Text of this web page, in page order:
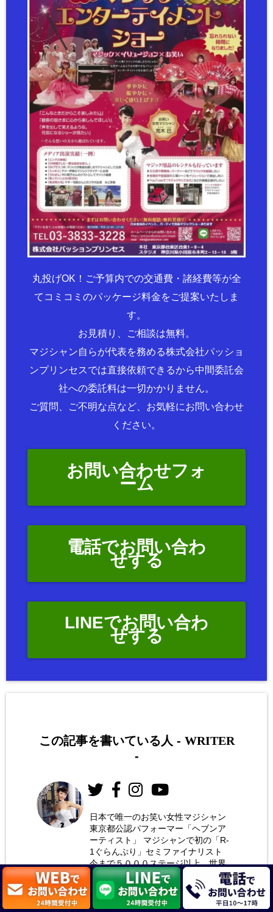
丸投げOK！ご予算内での交通費・諸経費等が全
てコミコミのパッケージ料金をご提案いたしま
す。
お見積り、ご相談は無料。
マジシャン自らが代表を務める株式会社パッショ
ンプリンセスでは直接依頼できるから中間委託会
社への委託料は一切かかりません。
ご質問、ご不明な点など、お気軽にお問い合わせ
ください。
お問い合わせフォ
ーム
電話でお問い合わ
せする
LINEでお問い合わ
せする
この記事を書いている人 - WRITER
-
ジシャ
ン 荒
木巴
日本で唯一のお笑い女性マジシャン
東京都公認パフォーマー「ヘブンア
ーティスト」 マジシャンで初の「R-
1ぐらんぷり」セミファイナリスト
今まで５０００ステージ以上、世界
１４カ国のマジックショーに出演。
１８００社以上の企業様の創立記念
式典やパーティーを盛り上げてきた
ステージ専門の余興マジシャンで